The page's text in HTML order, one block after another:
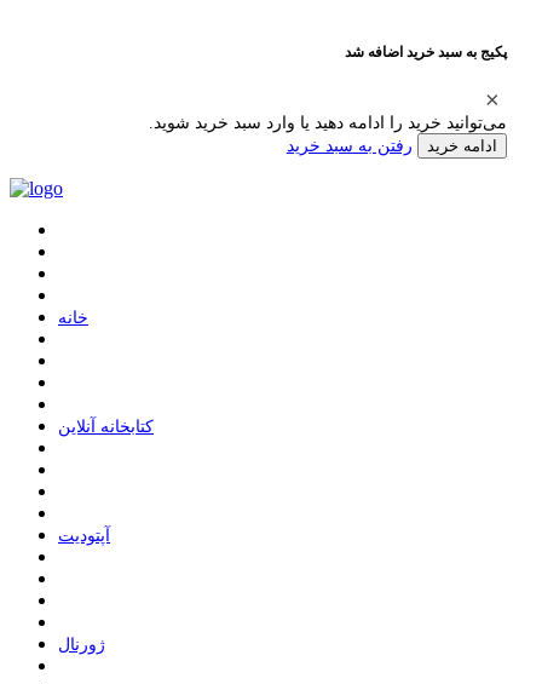
پکیج به سبد خرید اضافه شد
می‌توانید خرید را ادامه دهید یا وارد سبد خرید شوید.
ادامه خرید رفتن به سبد خرید
ﺧﺎﻧﻪ
ﮐﺘﺎﺑﺨﺎﻧﻪ ﺁﻧﻼﯾﻦ
ﺁﭘﺘﻮﺩﯾﺖ
ﮊﻭﺭﻧﺎﻝ